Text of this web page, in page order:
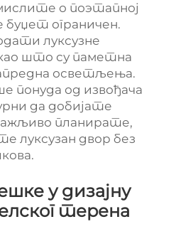
о поэтапној
буџет ограничен.
луксузне
што су паметна
осветљења.
понуда од извођача
да добијате
планирате,
луксузан двор без
у дизајну
терена